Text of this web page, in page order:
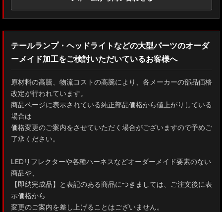
テールランプ・ヘッドライトなどの大型パーツのオーダ
ーメイド加工をご検討いただいているお客様へ
原材料の高騰、物流コストの高騰により、各メーカーの部品価格
改定が行われています。
商品ページに表示されている純正部品価格から値上がりしている
場合は
価格変更のご案内をさせていただく場合がございますので予めご
了承ください。
LEDリフレクターや各種ハーネスなどオーダーメイド要素のない
商品や、
【即納完成品】と表記のある商品につきましては、ご注文後に表
示価格から
変更のご案内を差し上げることはございません。